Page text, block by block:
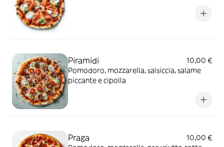
Piramidi
10,00 €
Pomodoro, mozzarella, salsiccia, salame
piccante e cipolla
Praga
10,00 €